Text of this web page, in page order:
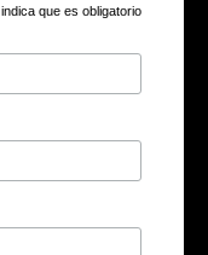
indica que es obligatorio